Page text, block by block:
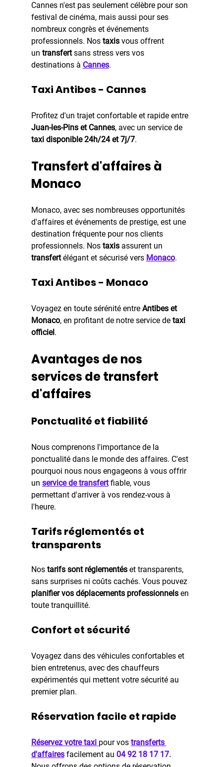
Cannes n'est pas seulement célèbre pour son
festival de cinéma, mais aussi pour ses
nombreux congrès et événements
professionnels. Nos taxis vous offrent
un transfert sans stress vers vos
destinations à Cannes.
Taxi Antibes - Cannes
Profitez d'un trajet confortable et rapide entre
Juan-les-Pins et Cannes, avec un service de
taxi disponible 24h/24 et 7j/7.
Transfert d'affaires à
Monaco
Monaco, avec ses nombreuses opportunités
d'affaires et événements de prestige, est une
destination fréquente pour nos clients
professionnels. Nos taxis assurent un
transfert élégant et sécurisé vers Monaco.
Taxi Antibes - Monaco
Voyagez en toute sérénité entre Antibes et
Monaco, en profitant de notre service de taxi
officiel .
Avantages de nos
services de transfert
d'affaires
Ponctualité et fiabilité
Nous comprenons l'importance de la
ponctualité dans le monde des affaires. C'est
pourquoi nous nous engageons à vous offrir
un service de transfert fiable, vous
permettant d'arriver à vos rendez-vous à
l'heure.
Tarifs réglementés et
transparents
Nos tarifs sont réglementés et transparents,
sans surprises ni coûts cachés. Vous pouvez
planifier vos déplacements professionnels en
toute tranquillité.
Confort et sécurité
Voyagez dans des véhicules confortables et
bien entretenus, avec des chauffeurs
expérimentés qui mettent votre sécurité au
premier plan.
Réservation facile et rapide
Réservez votre taxi pour vos transferts
d'affaires facilement au 04 92 18 17 17.